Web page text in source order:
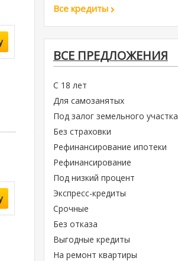
Все кредиты
ВСЕ ПРЕДЛОЖЕНИЯ
С 18 лет
Для самозанятых
Под залог земельного участка
Без страховки
Рефинансирование ипотеки
Рефинансирование
Под низкий процент
Экспресс-кредиты
Срочные
Без отказа
Выгодные кредиты
На ремонт квартиры